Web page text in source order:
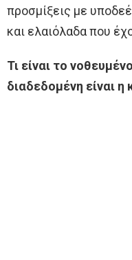
προσμίξεις με
και ελαιόλαδα που
Τι είναι το
διαδεδομένη είναι